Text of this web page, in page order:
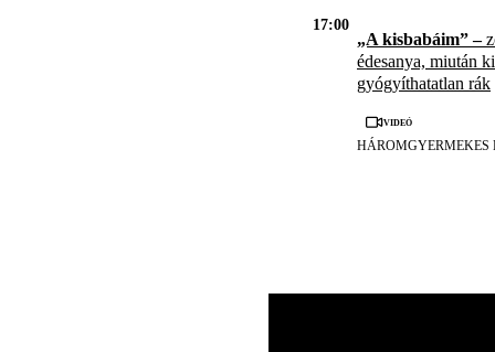
17:00
„A kisbabáim” –
édesanya, miután
gyógyíthatatlan rák
Videó
HÁROMGYERMEKES